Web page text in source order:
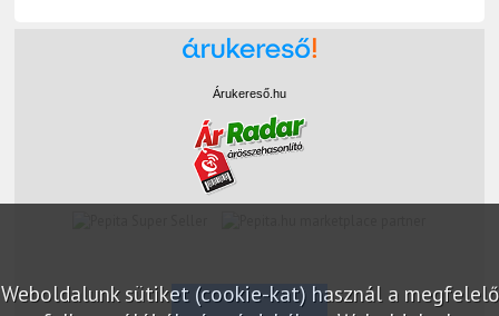
Weboldalunk sütiket (cookie-kat) használ a megfelelő
Árukereső.hu